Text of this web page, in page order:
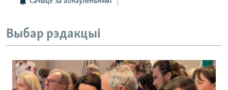
Выбар рэдакцыі